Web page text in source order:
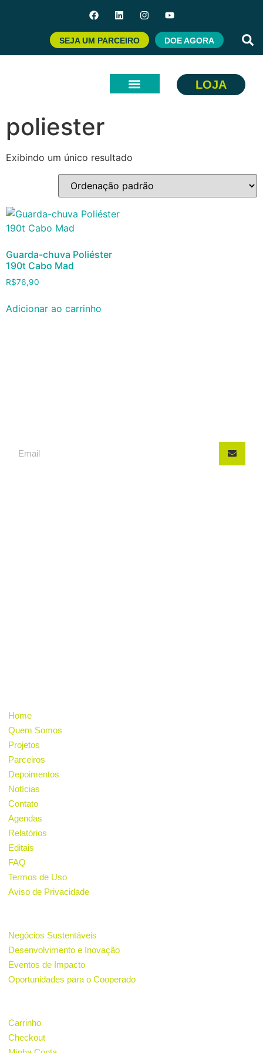
SEJA UM PARCEIRO DOE AGORA
LOJA
/ Produtos marcados com a tag “poliester”
poliester
Exibindo um único resultado
Guarda-chuva Poliéster
190t Cabo Mad
R$76,90
Adicionar ao carrinho
Home
Quem Somos
Projetos
Parceiros
Depoimentos
Notícias
Contato
Agendas
Relatórios
Editais
FAQ
Termos de Uso
Aviso de Privacidade
Negócios Sustentáveis
Desenvolvimento e Inovação
Eventos de Impacto
Oportunidades para o Cooperado
Carrinho
Checkout